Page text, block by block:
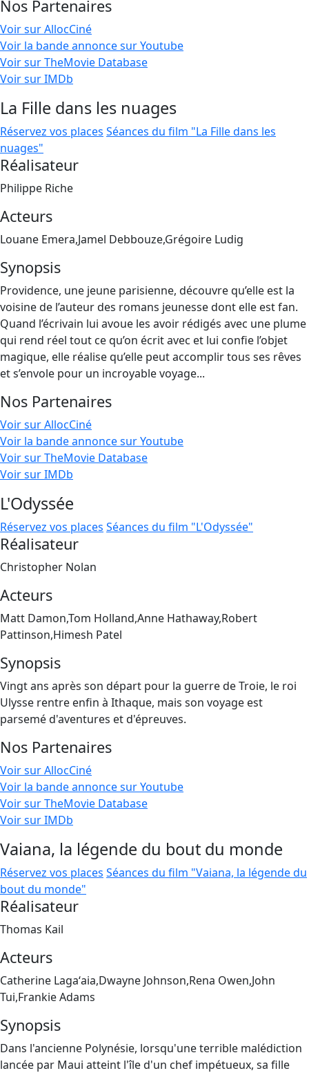
Nos Partenaires
Voir sur AllocCiné
Voir la bande annonce sur Youtube
Voir sur TheMovie Database
Voir sur IMDb
La Fille dans les nuages
Réservez vos places Séances du film "La Fille dans les
nuages"
Réalisateur
Philippe Riche
Acteurs
Louane Emera,Jamel Debbouze,Grégoire Ludig
Synopsis
Providence, une jeune parisienne, découvre qu’elle est la
voisine de l’auteur des romans jeunesse dont elle est fan.
Quand l’écrivain lui avoue les avoir rédigés avec une plume
qui rend réel tout ce qu’on écrit avec et lui confie l’objet
magique, elle réalise qu’elle peut accomplir tous ses rêves
et s’envole pour un incroyable voyage...
Nos Partenaires
Voir sur AllocCiné
Voir la bande annonce sur Youtube
Voir sur TheMovie Database
Voir sur IMDb
L'Odyssée
Réservez vos places Séances du film "L'Odyssée"
Réalisateur
Christopher Nolan
Acteurs
Matt Damon,Tom Holland,Anne Hathaway,Robert
Pattinson,Himesh Patel
Synopsis
Vingt ans après son départ pour la guerre de Troie, le roi
Ulysse rentre enfin à Ithaque, mais son voyage est
parsemé d'aventures et d'épreuves.
Nos Partenaires
Voir sur AllocCiné
Voir la bande annonce sur Youtube
Voir sur TheMovie Database
Voir sur IMDb
Vaiana, la légende du bout du monde
Réservez vos places Séances du film "Vaiana, la légende du
bout du monde"
Réalisateur
Thomas Kail
Acteurs
Catherine Lagaʻaia,Dwayne Johnson,Rena Owen,John
Tui,Frankie Adams
Synopsis
Dans l'ancienne Polynésie, lorsqu'une terrible malédiction
lancée par Maui atteint l'île d'un chef impétueux, sa fille